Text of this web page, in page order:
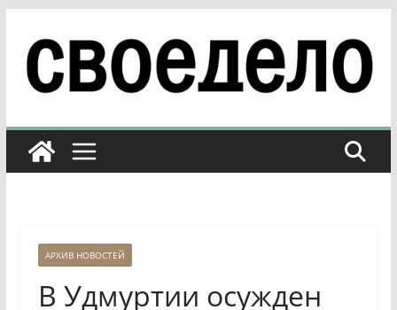
содержимому
АРХИВ НОВОСТЕЙ
В Удмуртии осужден